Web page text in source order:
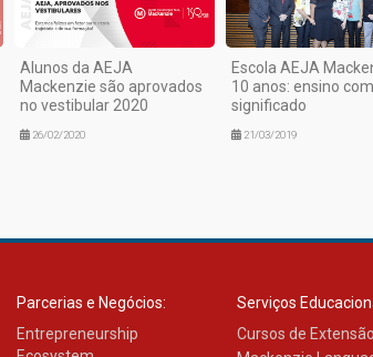
Alunos da AEJA
Mackenzie são aprovados
no vestibular 2020
26/02/2020
Escola AEJA
10 anos: ensino com
significado
21/03/2019
Parcerias e Negócios:
Entrepreneurship
Serviços
Cursos de Extensão